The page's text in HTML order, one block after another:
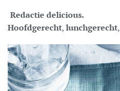
Redactie delicious.
Hoofdgerecht,lunchgerecht,